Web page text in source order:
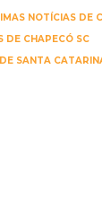
NOTÍCIAS DE
DE CHAPECÓ SC
SANTA